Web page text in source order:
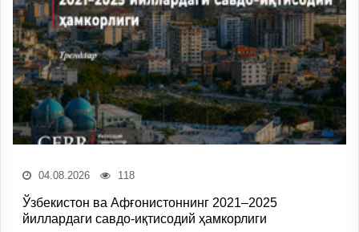
04.08.2026 118
Ўзбекистон ва Афғонистоннинг 2021–2025
йиллардаги савдо-иқтисодий ҳамкорлиги